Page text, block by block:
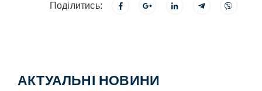
Поділитись:
АКТУАЛЬНІ НОВИНИ